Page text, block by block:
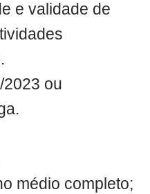
e validade de
2023 ou
médio completo;